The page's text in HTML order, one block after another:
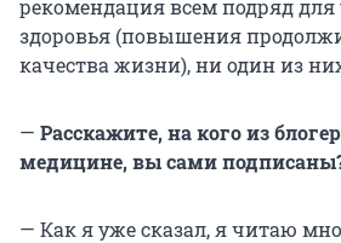
рекомендация всем подряд
здоровья (повышения
качества жизни), ни один из
— Расскажите, на кого из
медицине, вы сами
— Как я уже сказал, я читаю